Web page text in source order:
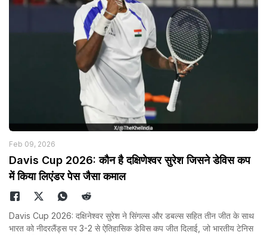
Feb 09, 2026
Davis Cup 2026: कौन है दक्षिणेश्वर सुरेश जिसने डेविस कप
में किया लिएंडर पेस जैसा कमाल
Davis Cup 2026: दक्षिनेश्वर सुरेश ने सिंगल्स और डबल्स सहित तीन जीत के साथ
भारत को नीदरलैंड्स पर 3-2 से ऐतिहासिक डेविस कप जीत दिलाई, जो भारतीय टेनिस